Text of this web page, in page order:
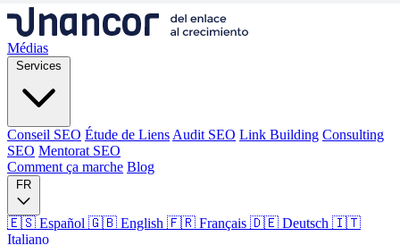
Médias
Services
Conseil SEO Étude de Liens Audit SEO Link Building Consulting
SEO Mentorat SEO
Comment ça marche Blog
FR
🇪🇸 Español 🇬🇧 English 🇫🇷 Français 🇩🇪 Deutsch 🇮🇹
Italiano